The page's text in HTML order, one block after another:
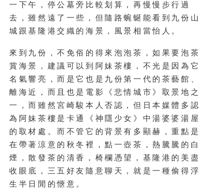
一下午，停公墓旁比較划算，再慢慢步行過
去，雖然遠了一些，但隨路蜿蜒能看到九份山
城跟基隆港交織的海景，風景相當怡人。
來到九份，不免俗的得來泡泡茶，如果要泡茶
賞海景，建議可以到阿妹茶樓，不光是因為它
名氣響亮，而是它也是九份第一代的茶藝館、
離海近，而且也是電影《悲情城市》取景地之
一，而雖然宮崎駿本人否認，但日本媒體多認
為阿妹茶樓是卡通《神隱少女》中湯婆婆湯屋
的取材處。而不管它的背景有多顯赫，重點是
在帶著涼意的秋冬裡，點一壺茶，熱騰騰的白
煙，散發茶的清香，椅欄憑望，基隆港的美盡
收眼底，三五好友隨意聊天，就是一種偷得浮
生半日閒的愜意。